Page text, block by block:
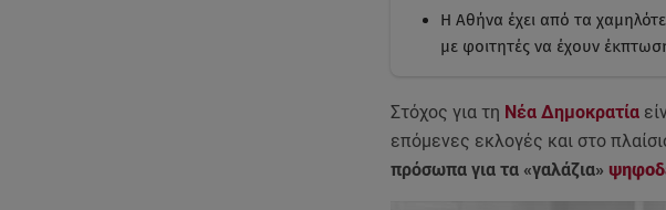
Η Αθήνα έχει από τα
με φοιτητές να έχουν
Στόχος για τη Νέα Δημοκρατία
επόμενες εκλογές και στο
πρόσωπα για τα «γαλάζια»